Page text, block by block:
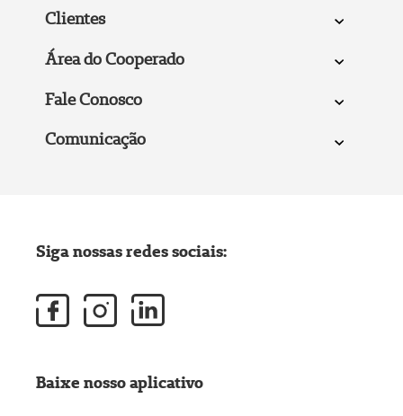
Clientes
Área do Cooperado
Fale Conosco
Comunicação
Siga nossas redes sociais:
Baixe nosso aplicativo